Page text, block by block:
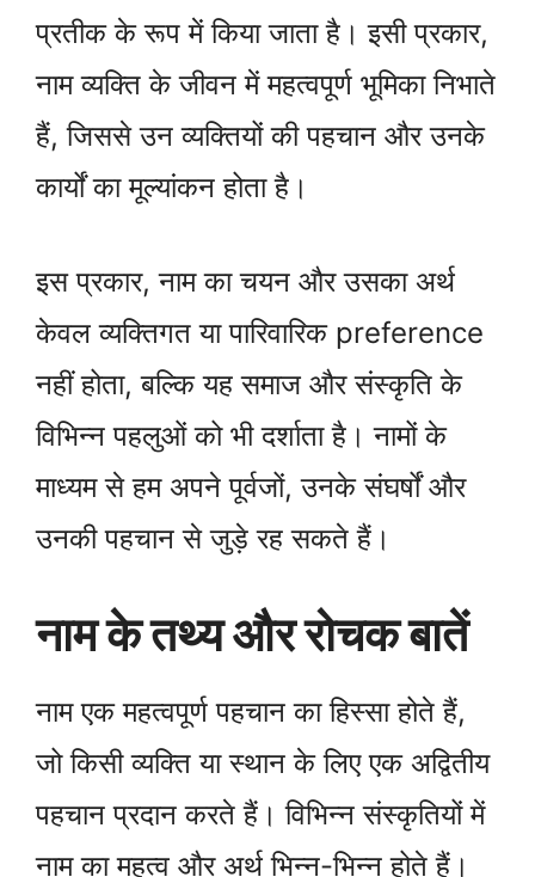
प्रतीक के रूप में किया जाता है। इसी प्रकार,
नाम व्यक्ति के जीवन में महत्वपूर्ण भूमिका निभाते
हैं, जिससे उन व्यक्तियों की पहचान और उनके
कार्यों का मूल्यांकन होता है।
इस प्रकार, नाम का चयन और उसका अर्थ
केवल व्यक्तिगत या पारिवारिक preference
नहीं होता, बल्कि यह समाज और संस्कृति के
विभिन्न पहलुओं को भी दर्शाता है। नामों के
माध्यम से हम अपने पूर्वजों, उनके संघर्षों और
उनकी पहचान से जुड़े रह सकते हैं।
नाम के तथ्य और रोचक बातें
नाम एक महत्वपूर्ण पहचान का हिस्सा होते हैं,
जो किसी व्यक्ति या स्थान के लिए एक अद्वितीय
पहचान प्रदान करते हैं। विभिन्न संस्कृतियों में
नाम का महत्व और अर्थ भिन्न-भिन्न होते हैं।